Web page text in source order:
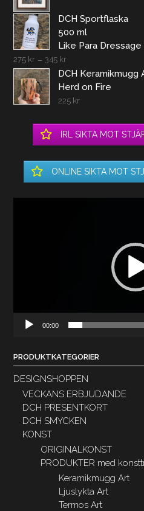
DCH Sportflaska
500 ml
Like Para
275 kr – 345 kr
DCH Keramikmugg
Herd on Fire
225 kr
IRL SIKTA MOT
ONLINE SIKTA MOT
00:00
PRODUKTKATEGORIER
DESIGNSHOPPEN
VECKANS ERBJUDANDE
DCH PRESENTKORT
DCH SMYCKEN
KONST
ORIGINALKONST
PRODUKTER med
Keramikmugg Art
Ljuslykta Art
Termos Art